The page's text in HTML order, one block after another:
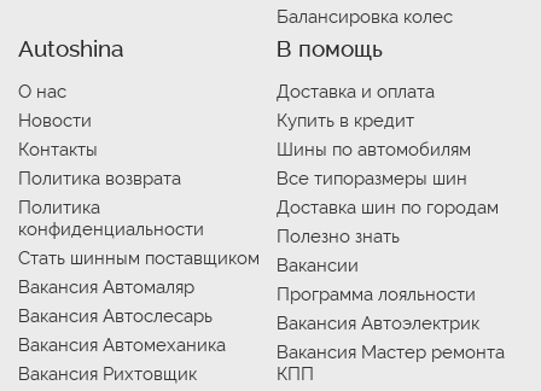
Балансировка колес
Autoshina
О нас
Новости
Контакты
Политика возврата
Политика
конфиденциальности
Стать шинным поставщиком
Вакансия Автомаляр
Вакансия Автослесарь
Вакансия Автомеханика
Вакансия Рихтовщик
В помощь
Доставка и оплата
Купить в кредит
Шины по автомобилям
Все типоразмеры шин
Доставка шин по городам
Полезно знать
Вакансии
Программа лояльности
Вакансия Автоэлектрик
Вакансия Мастер ремонта
КПП